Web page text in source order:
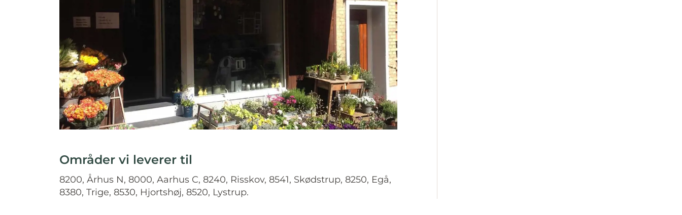
Områder vi leverer til
8200, Århus N, 8000, Aarhus C, 8240, Risskov, 8541, Skødstrup, 8250, Egå,
8380, Trige, 8530, Hjortshøj, 8520, Lystrup.